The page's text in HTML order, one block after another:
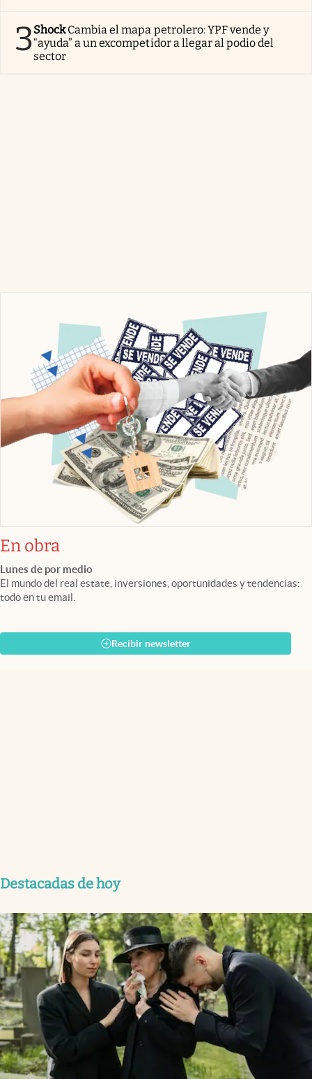
3Shock Cambia el mapa petrolero: YPF vende y
“ayuda” a un excompetidor a llegar al podio del
sector
En obra
Lunes de por medio
El mundo del real estate, inversiones, oportunidades y tendencias:
todo en tu email.
Recibir newsletter
Destacadas de hoy